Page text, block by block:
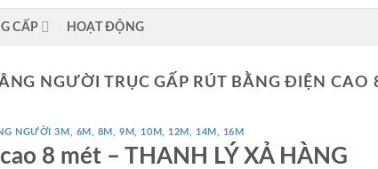
CẤP HOẠT ĐỘNG
NGƯỜI TRỤC GẤP RÚT BẰNG ĐIỆN CAO
NGƯỜI 3M, 6M, 8M, 9M, 10M, 12M, 14M, 16M
8 mét – THANH LÝ XẢ HÀNG